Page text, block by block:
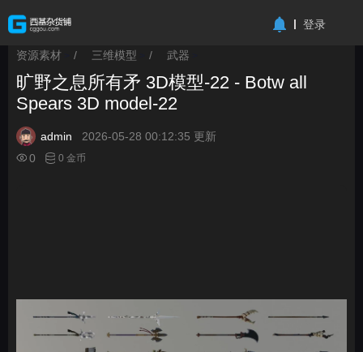
登录
资源素材 / 三维模型 / 武器
旷野之息所有矛 3D模型-22 - Botw all
Spears 3D model-22
admin
2026-05-28 00:12:35 更新
0
0 金币